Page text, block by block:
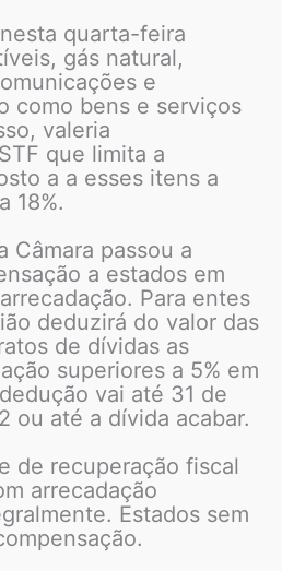
quarta-feira
gás natural,
e
como bens e serviços
valeria
que limita a
a a esses itens a
18%.
Câmara passou a
a estados em
Para entes
deduzirá do valor das
de dívidas as
superiores a 5% em
vai até 31 de
ou até a dívida acabar.
de recuperação fiscal
arrecadação
Estados sem